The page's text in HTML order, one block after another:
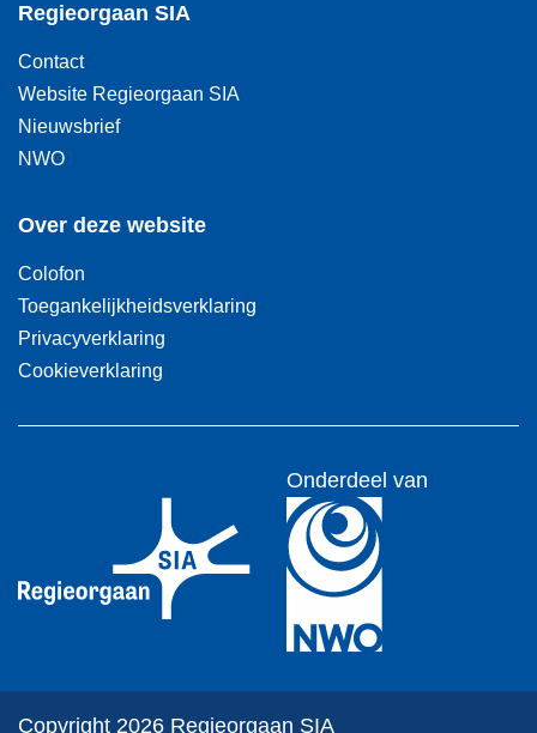
Regieorgaan SIA
Contact
Website Regieorgaan SIA
Nieuwsbrief
NWO
Over deze website
Colofon
Toegankelijkheidsverklaring
Privacyverklaring
Cookieverklaring
Onderdeel van
Copyright 2026 Regieorgaan SIA